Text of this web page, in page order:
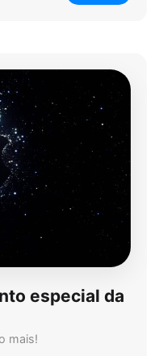
especial da
mais!